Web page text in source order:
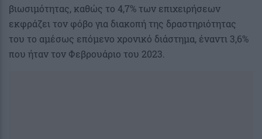
βιωσιμότητας, καθώς το 4,7% των επιχειρήσεων
εκφράζει τον φόβο για διακοπή της δραστηριότητας
του το αμέσως επόμενο χρονικό διάστημα, έναντι 3,6%
που ήταν τον Φεβρουάριο του 2023.